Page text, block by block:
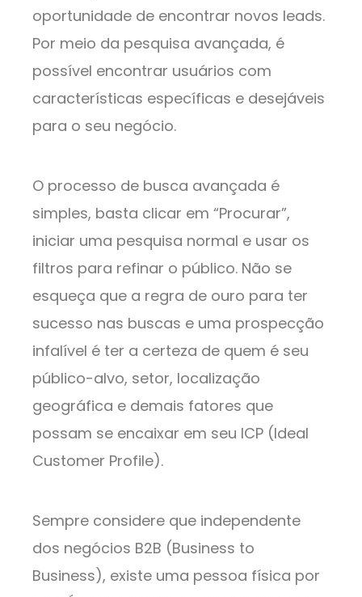
oportunidade de encontrar novos leads.
Por meio da pesquisa avançada, é
possível encontrar usuários com
características específicas e desejáveis
para o seu negócio.
O processo de busca avançada é
simples, basta clicar em “Procurar”,
iniciar uma pesquisa normal e usar os
filtros para refinar o público. Não se
esqueça que a regra de ouro para ter
sucesso nas buscas e uma prospecção
infalível é ter a certeza de quem é seu
público-alvo, setor, localização
geográfica e demais fatores que
possam se encaixar em seu ICP (Ideal
Customer Profile).
Sempre considere que independente
dos negócios B2B (Business to
Business), existe uma pessoa física por